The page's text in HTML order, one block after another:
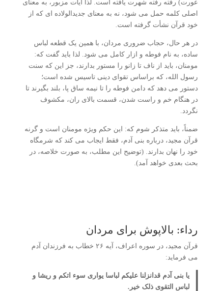
عورت) رفته رفته شهرت یافته است. لذا آیات مزبور، به معنای
اصلی کلمه حمل می شود، نه به معنای جدیدالولاده ای که از
خود قرآن نشأت گرفته است.
در هر حال، حجاب ضروری مردان، با همین یک قطعه لباس
ساده، به نام فوطه و ازار کامل می شود. لذا باید گفت که:
مومنان، باید از ناف تا زانو را مستور بدارند، جز این که سنت
رسول الله، که براساس تقوای دینی تاسیس شده است؛
دستور می دهد که دامن فوطه را تا نیمه ساق پا، بلند بگیرند تا
در هنگام خم و راست شدن، قسمت بالای ران، مکشوف
نگردد.
ضمناً، باید متذکر شوم که: این حکم ویژه مومنان است و گرنه
قرآن مجید، درباره بنی آدم، فقط ایجاب می کند که شرمگاه
خود را نهان بدارند. (توضیح این مطلب، به صورت خلاصه، در
بحث بعدی خواهد آمد).
رداء: بالاپوش برای مردان
قرآن مجید، در سوره اعراف، آیه ۲۶ خطاب به فرزندان آدم
می فرماید:
یا بنی آدم قدانزلنا علیکم لباسا یواری سوء اتکم و ریشا و
لباس التقوی ذلک خیر.